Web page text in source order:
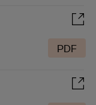
PDF